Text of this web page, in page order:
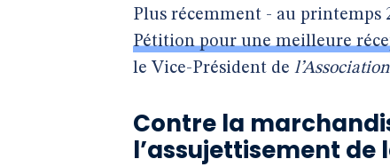
Plus récemment - au printemps
Pétition pour une meilleure
le Vice-Président de
Contre la
l’assujettisement de